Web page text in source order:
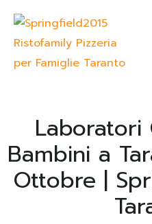
Bambini a
Ottobre |